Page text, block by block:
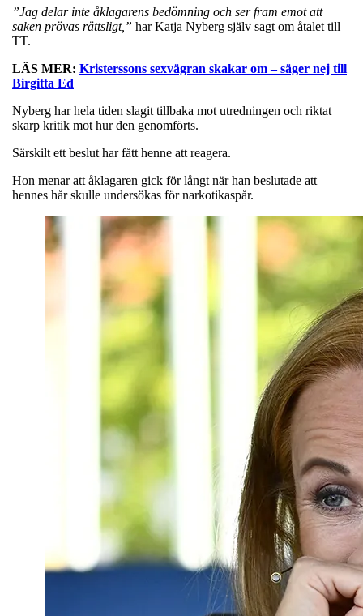
”Jag delar inte åklagarens bedömning och ser fram emot att
saken prövas rättsligt,” har Katja Nyberg själv sagt om åtalet till
TT.
LÄS MER: Kristerssons sexvägran skakar om – säger nej till
Birgitta Ed
Nyberg har hela tiden slagit tillbaka mot utredningen och riktat
skarp kritik mot hur den genomförts.
Särskilt ett beslut har fått henne att reagera.
Hon menar att åklagaren gick för långt när han beslutade att
hennes hår skulle undersökas för narkotikaspår.